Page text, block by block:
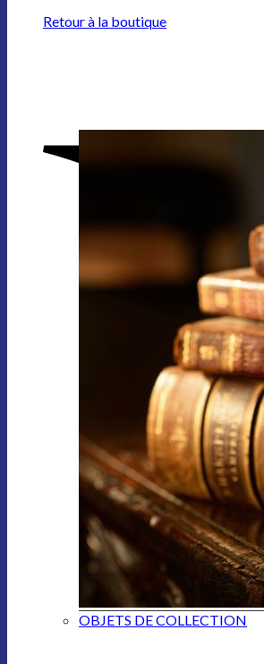
Retour à la boutique
OBJETS DE COLLECTION